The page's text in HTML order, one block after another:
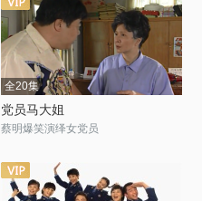
全20集
党员马大姐
蔡明爆笑演绎女党员